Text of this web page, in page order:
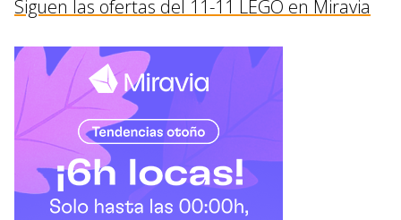
Siguen las ofertas del 11-11 LEGO en Miravia